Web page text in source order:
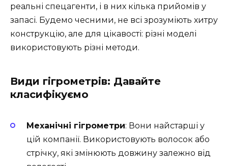
реальні спецагенти, і в них кілька прийомів у
запасі. Будемо чесними, не всі зрозуміють хитру
конструкцію, але для цікавості: різні моделі
використовують різні методи.
Види гігрометрів: Давайте
класифікуємо
Механічні гігрометри: Вони найстарші у
цій компанії. Використовують волосок або
стрічку, які змінюють довжину залежно від